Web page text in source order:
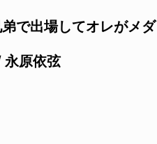
で出場してオレがメダ
原依弦